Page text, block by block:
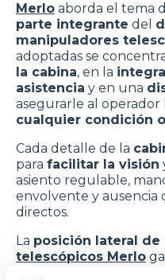
Merlo aborda el tema
parte integrante del
manipuladores
adoptadas se
la cabina, en la
asistencia y en una
asegurarle al operador
cualquier condición
Cada detalle de la
para facilitar la visión
asiento regulable,
envolvente y ausencia
directos.
La posición lateral de
telescópicos Merlo